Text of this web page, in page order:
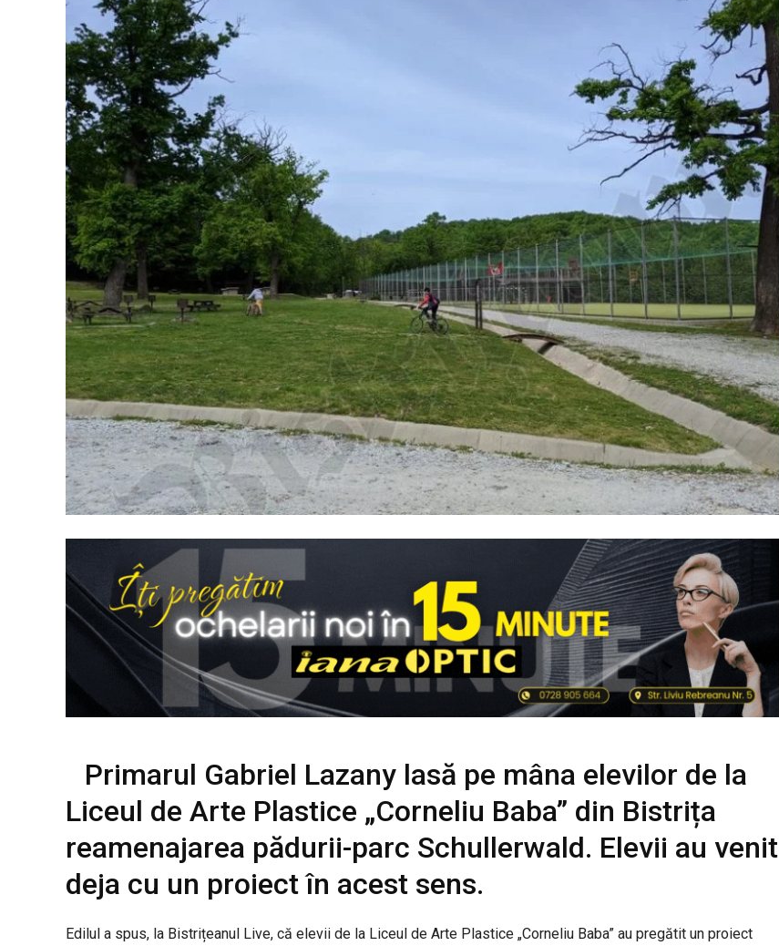
Primarul Gabriel Lazany lasă pe mâna elevilor de la
Liceul de Arte Plastice „Corneliu Baba” din Bistrița
reamenajarea pădurii-parc Schullerwald. Elevii au venit
deja cu un proiect în acest sens.
Edilul a spus, la Bistrițeanul Live, că elevii de la Liceul de Arte Plastice „Corneliu Baba” au pregătit un proiect